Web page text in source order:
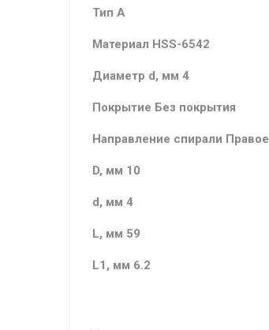
Тип A
Материал HSS-6542
Диаметр d, мм 4
Покрытие Без покрытия
Направление спирали Правое
D, мм 10
d, мм 4
L, мм 59
L1, мм 6.2